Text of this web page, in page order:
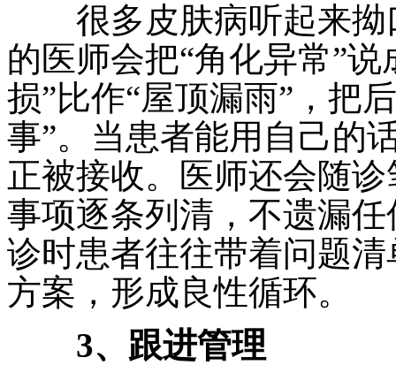
很多皮肤病听起来拗
的医师会把“角化异常”
损”比作“屋顶漏雨”，把
事”。当患者能用自己的
正被接收。医师还会随
事项逐条列清，不遗漏
诊时患者往往带着问题
方案，形成良性循环。
3、跟进管理